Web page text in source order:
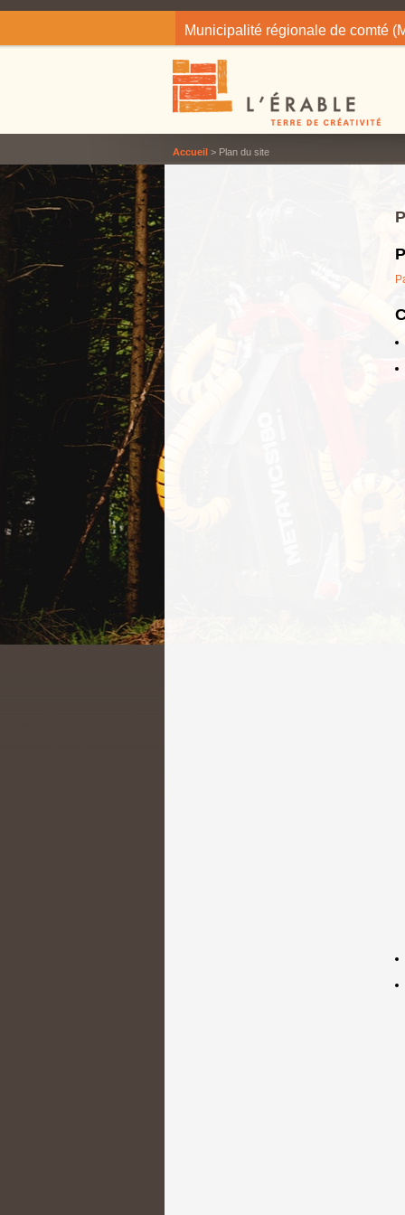
Municipalité régionale de comté
Accueil> Plan du site